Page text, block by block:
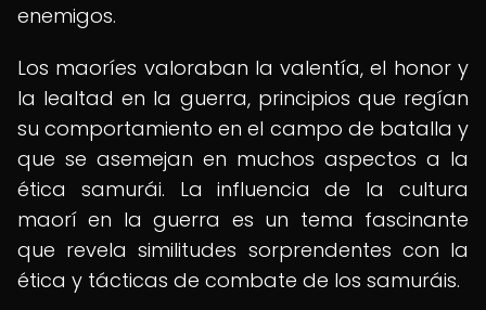
enemigos.
Los maoríes valoraban la valentía, el honor y
la lealtad en la guerra, principios que regían
su comportamiento en el campo de batalla y
que se asemejan en muchos aspectos a la
ética samurái. La influencia de la cultura
maorí en la guerra es un tema fascinante
que revela similitudes sorprendentes con la
ética y tácticas de combate de los samuráis.